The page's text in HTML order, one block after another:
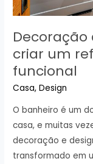
Decoração
criar um
funcional
Casa,Design
O banheiro é um
casa, e muitas
decoração e
transformado em